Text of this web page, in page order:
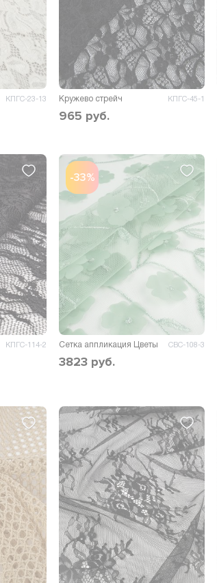
КПГС-23-13 Кружево стрейч КПГС-45-1
965 руб.
КПГС-114-2
-33%
Сетка аппликация Цветы СВС-108-3
3823 руб.